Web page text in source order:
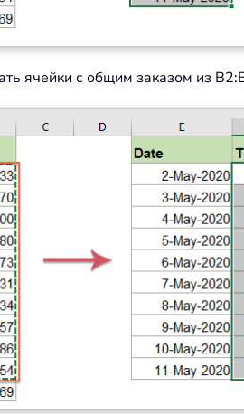
ячейки с общим заказом из